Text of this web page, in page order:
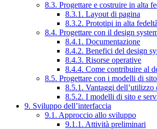
8.3. Progettare e costruire in alta
8.3.1. Layout di pagina
8.3.2. Prototipi in alta fedeltà
8.4. Progettare con il design
8.4.1. Documentazione
8.4.2. Benefici del design
8.4.3. Risorse operative
8.4.4. Come contribuire al
8.5. Progettare con i modelli di
8.5.1. Vantaggi dell’utilizzo
8.5.2. I modelli di sito e
9. Sviluppo dell’interfaccia
9.1. Approccio allo sviluppo
9.1.1. Attività preliminari